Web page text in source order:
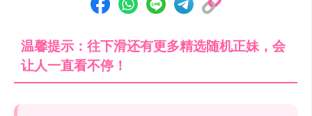
温馨提示：往下滑还有更多精选随机正妹，会
让人一直看不停！